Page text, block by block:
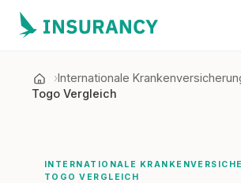
Internationale
Togo Vergleich
INTERNATIONALE
TOGO VERGLEICH